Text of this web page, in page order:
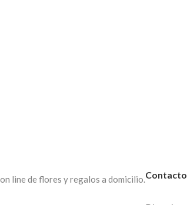
line de flores y regalos a domicilio.Contacto